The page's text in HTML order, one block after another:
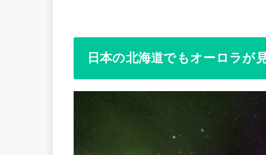
日本の北海道でもオーロラが